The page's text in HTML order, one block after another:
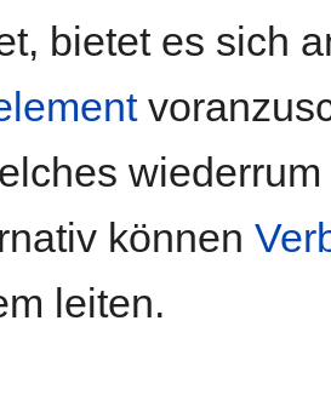
bietet es sich
können
leiten.